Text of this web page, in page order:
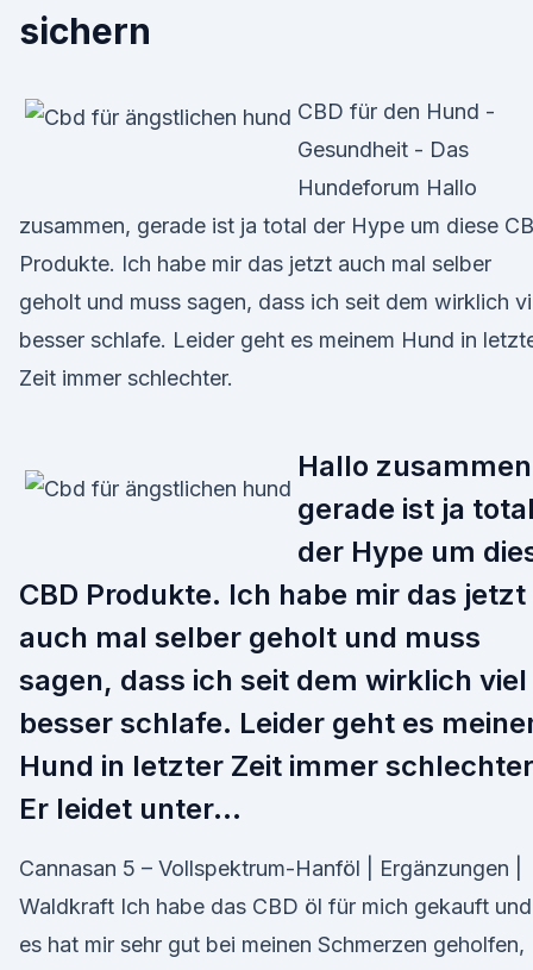
sichern
CBD für den Hund -
Gesundheit - Das
Hundeforum Hallo
zusammen, gerade ist ja total der Hype um diese
Produkte. Ich habe mir das jetzt auch mal selber
geholt und muss sagen, dass ich seit dem wirklich
besser schlafe. Leider geht es meinem Hund in
Zeit immer schlechter.
Hallo
gerade ist ja
der Hype um
CBD Produkte. Ich habe mir das jetzt
auch mal selber geholt und muss
sagen, dass ich seit dem wirklich viel
besser schlafe. Leider geht es
Hund in letzter Zeit immer
Er leidet unter…
Cannasan 5 – Vollspektrum-Hanföl | Ergänzungen |
Waldkraft Ich habe das CBD öl für mich gekauft und
es hat mir sehr gut bei meinen Schmerzen geholfen,